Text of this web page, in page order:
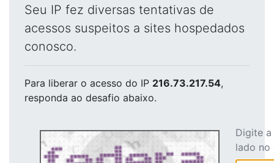
Seu IP fez diversas tentativas de
acessos suspeitos a sites hospedados
conosco.
Para liberar o acesso do IP 216.73.217.54,
responda ao desafio abaixo.
Digite
lado no